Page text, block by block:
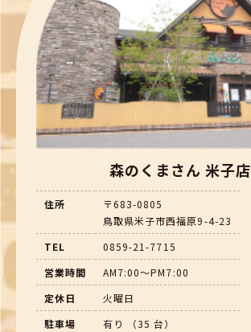
森のくまさん 米子店
住所
〒683-0805
鳥取県米子市西福原9-4-23
TEL
0859-21-7715
営業時間
AM7:00～PM7:00
定休日
火曜日
駐車場
有り （35 台）